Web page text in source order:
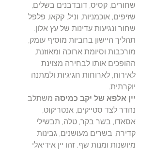
שחורים, קסיס, דובדבנים בשלים,
שזיפים, אוכמניות, וניל, קקאו, פלפל
שחור ונגיעות עדינות של עץ אלון.
תהליך היישון בחביות מוסיף עומק,
מורכבות וסיומת ארוכה ומאוזנת,
ההופכים אותו לבחירה מצוינת
לאירוח, לארוחות חגיגיות ולמתנה
יוקרתית.
יין אלפא של יקב כמיסה משתלב
נהדר לצד סטייקים, אנטריקוט,
אסאדו, בשר בקר, טלה, תבשילי
קדירה, בשרים מעושנים, גבינות
מיושנות ומנות שף. זהו יין אידיאלי